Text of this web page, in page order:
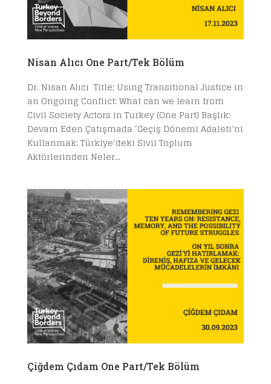
Nisan Alıcı One Part/Tek Bölüm
Dr. Nisan Alıcı Title: Using Transitional Justice in
an Ongoing Conflict: What can we learn from
Civil Society Actors in Turkey (One Part) Başlık:
Devam Eden Çatışmada ‘Geçiş Dönemi Adaleti’ni
Kullanmak: Türkiye’deki Sivil Toplum
Aktörlerinden Neler...
Çiğdem Çıdam One Part/Tek Bölüm